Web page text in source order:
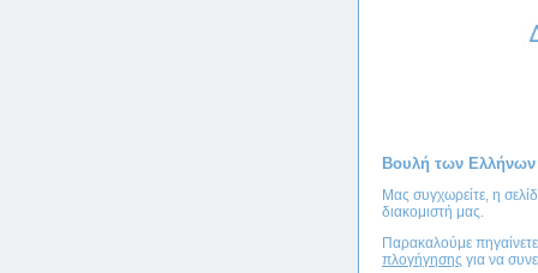
Βουλή των Ελλήνων
Μας συγχωρείτε, η
διακομιστή μας.
Παρακαλούμε
πλογήγησης για να